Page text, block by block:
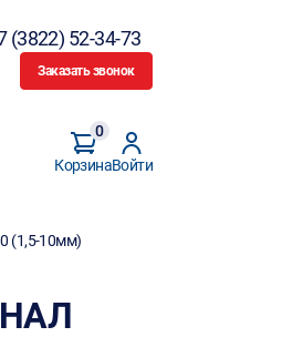
(3822) 52-34-73
Заказать звонок
Корзина
0
Войти
(1,5-10мм)